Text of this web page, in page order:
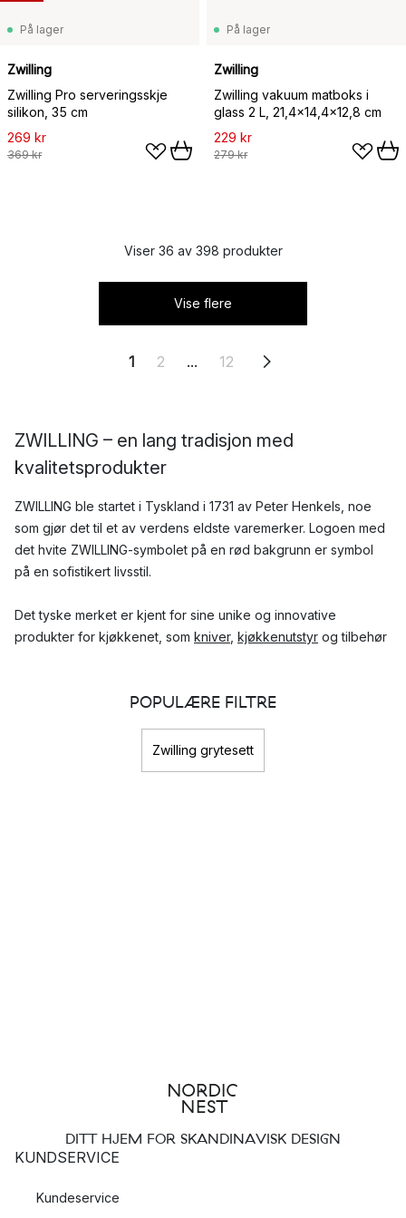
På lager
Zwilling
Zwilling Pro serveringsskje
silikon, 35 cm
269 kr
369 kr
På lager
Zwilling
Zwilling vakuum matboks i
glass 2 L, 21,4x14,4x12,8 cm
229 kr
279 kr
Viser 36 av 398 produkter
Vise flere
1 2 ... 12
ZWILLING – en lang tradisjon med
kvalitetsprodukter
ZWILLING ble startet i Tyskland i 1731 av Peter Henkels, noe
som gjør det til et av verdens eldste varemerker. Logoen med
det hvite ZWILLING-symbolet på en rød bakgrunn er symbol
på en sofistikert livsstil.
Det tyske merket er kjent for sine unike og innovative
produkter for kjøkkenet, som kniver, kjøkkenutstyr og tilbehør
Hvilke kolleksjoner fra ZWILLING er mest populære?
I ZWILLINGs sortiment vil du kunne finne en rekke forskjellige
kolleksjoner. Vi har satt sammen en liste over våre
favorittkolleksjoner for deg:
I ZWILLINGs sortiment av kniver og knivsett vil du kunne finne
grønnsakskniver,brødkniverogkokkeknivertil spesialiserte
kniver som kjøttøkser
POPULÆRE FILTRE
Zwilling grytesett
DITT HJEM FOR SKANDINAVISK DESIGN
KUNDSERVICE
Kundeservice